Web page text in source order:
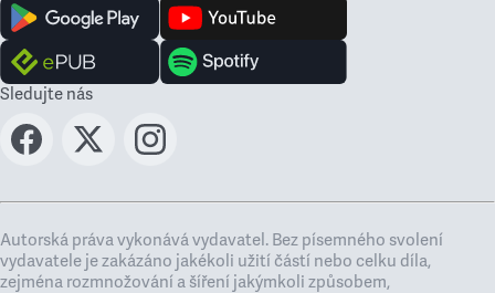
Sledujte nás
Autorská práva vykonává vydavatel. Bez písemného svolení
vydavatele je zakázáno jakékoli užití částí nebo celku díla,
zejména rozmnožování a šíření jakýmkoli způsobem,